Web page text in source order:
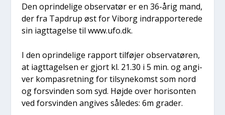
Den oprin­de­li­ge obser­va­tør er en 36-årig mand,
der fra Tap­d­rup øst for Viborg indrap­por­te­re­de
sin iagt­ta­gel­se til www.ufo.dk.
I den oprin­de­li­ge rap­port til­fø­jer obser­va­tø­ren,
at iagt­ta­gel­sen er gjort kl. 21.30 i 5 min. og angi­
ver kom­pas­ret­ning for til­sy­ne­komst som nord
og for­svin­den som syd. Høj­de over hori­son­ten
ved for­svin­den angi­ves såle­des: 6m gra­der.